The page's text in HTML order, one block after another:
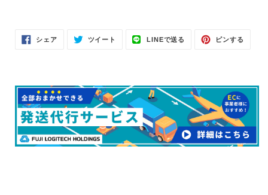
シェアFacebookツイート
Twitter
LINEで送る
LINE
ピンする